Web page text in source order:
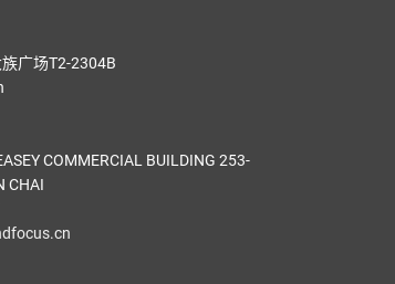
广场T2-2304B
COMMERCIAL BUILDING 253-
CHAI